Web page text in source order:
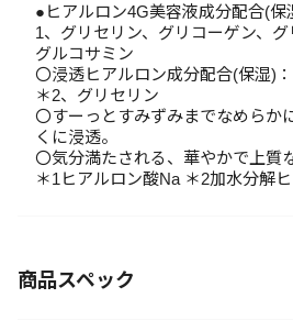
●ヒアルロン4G美容液成分配合(保
1、グリセリン、グリコーゲン、グ
グルコサミン
〇浸透ヒアルロン成分配合(保湿)
＊2、グリセリン
〇すーっとすみずみまでなめらか
くに浸透。
〇気分満たされる、華やかで上質
＊1ヒアルロン酸Na ＊2加水分解
商品スペック